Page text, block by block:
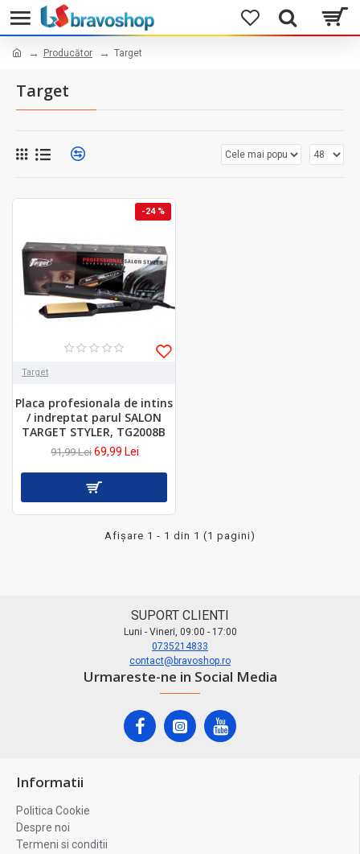
Producător Target
Target
-24 %
Target
Placa profesionala de intins
/ indreptat parul SALON
TARGET STYLER, TG2008B
91,99 Lei 69,99 Lei
Afişare 1 - 1 din 1 (1 pagini)
SUPORT CLIENTI
Luni - Vineri, 09:00 - 17:00
0735214833
contact@bravoshop.ro
Urmareste-ne in Social Media
Informatii
Politica Cookie
Despre noi
Termeni si conditii